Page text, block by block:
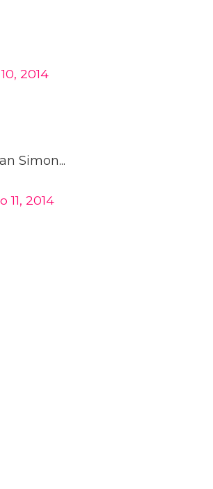
2014
Simon...
11, 2014